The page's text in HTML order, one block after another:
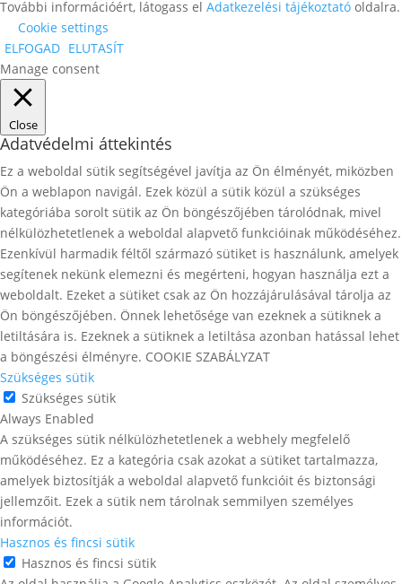
További információért, látogass el Adatkezelési tájékoztató oldalra.
Cookie settings
ELFOGAD ELUTASÍT
Manage consent
Close
Adatvédelmi áttekintés
Ez a weboldal sütik segítségével javítja az Ön élményét, miközben
Ön a weblapon navigál. Ezek közül a sütik közül a szükséges
kategóriába sorolt ​​sütik az Ön böngészőjében tárolódnak, mivel
nélkülözhetetlenek a weboldal alapvető funkcióinak működéséhez.
Ezenkívül harmadik féltől származó sütiket is használunk, amelyek
segítenek nekünk elemezni és megérteni, hogyan használja ezt a
weboldalt. Ezeket a sütiket csak az Ön hozzájárulásával tárolja az
Ön böngészőjében. Önnek lehetősége van ezeknek a sütiknek a
letiltására is. Ezeknek a sütiknek a letiltása azonban hatással lehet
a böngészési élményre. COOKIE SZABÁLYZAT
Szükséges sütik
Szükséges sütik
Always Enabled
A szükséges sütik nélkülözhetetlenek a webhely megfelelő
működéséhez. Ez a kategória csak azokat a sütiket tartalmazza,
amelyek biztosítják a weboldal alapvető funkcióit és biztonsági
jellemzőit. Ezek a sütik nem tárolnak semmilyen személyes
információt.
Hasznos és fincsi sütik
Hasznos és fincsi sütik